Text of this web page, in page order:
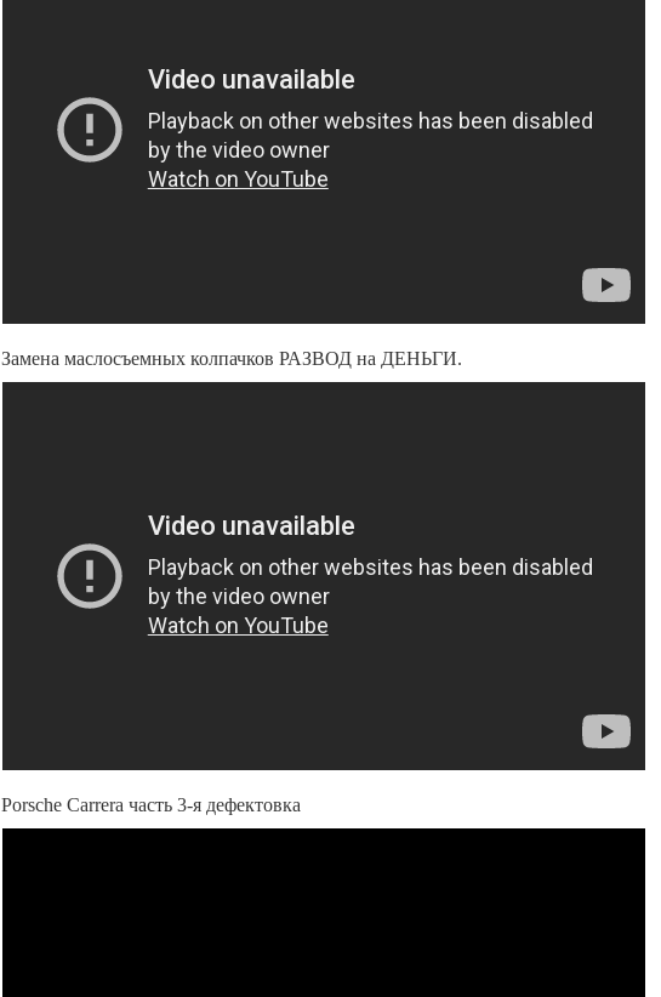
Замена маслосъемных колпачков РАЗВОД на ДЕНЬГИ.
Porsche Carrera часть 3-я дефектовка